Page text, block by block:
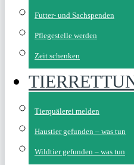
Futter- und Sachspenden
Pflegestelle werden
Zeit schenken
Tierquälerei melden
Haustier gefunden – was tun
Wildtier gefunden – was tun